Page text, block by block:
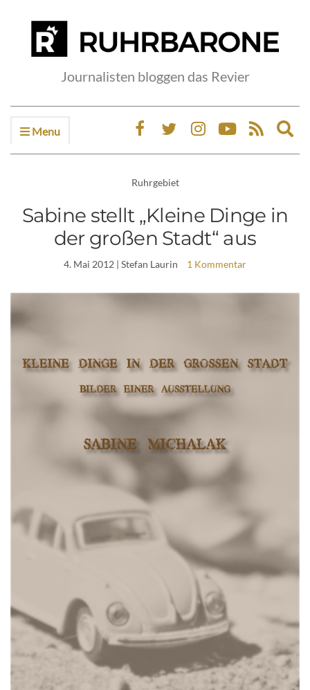
Journalisten bloggen das Revier
Menu
Ruhrgebiet
Sabine stellt „Kleine Dinge in
der großen Stadt“ aus
4. Mai 2012 | Stefan Laurin 1 Kommentar